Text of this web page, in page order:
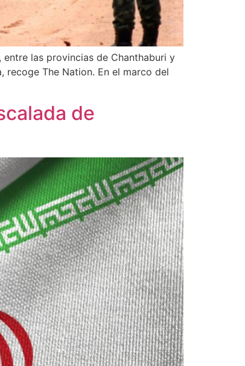
las provincias de Chanthaburi y
recoge The Nation. En el marco del
de